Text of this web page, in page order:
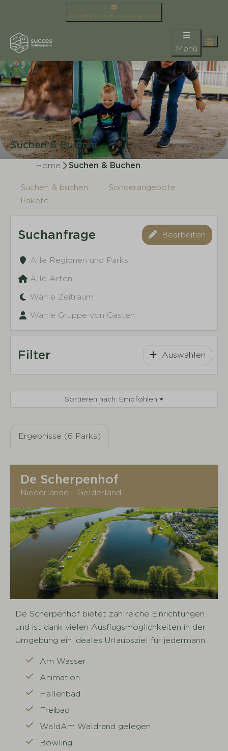
info@succesholidayparcs.nl
Menü
Suchen & Buchen
Home Suchen & Buchen
Suchen & buchen
Sonderangebote
Pakete
Suchanfrage Bearbeiten
Alle Regionen und Parks
Alle Arten
Wähle Zeitraum
Wähle Gruppe von Gästen
Filter Auswählen
Sortieren nach: Empfohlen
Ergebnisse (6 Parks)
De Scherpenhof
Niederlande - Gelderland
De Scherpenhof bietet zahlreiche Einrichtungen
und ist dank vielen Ausflugsmöglichkeiten in der
Umgebung ein ideales Urlaubsziel für jedermann.
Am Wasser
Animation
Hallenbad
Freibad
WaldAm Waldrand gelegen
Bowling